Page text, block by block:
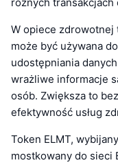
W opiece zdrowotnej
może być używana
udostępniania
wrażliwe informacje
osób. Zwiększa to
efektywność usług
Token ELMT,
mostkowany do sieci